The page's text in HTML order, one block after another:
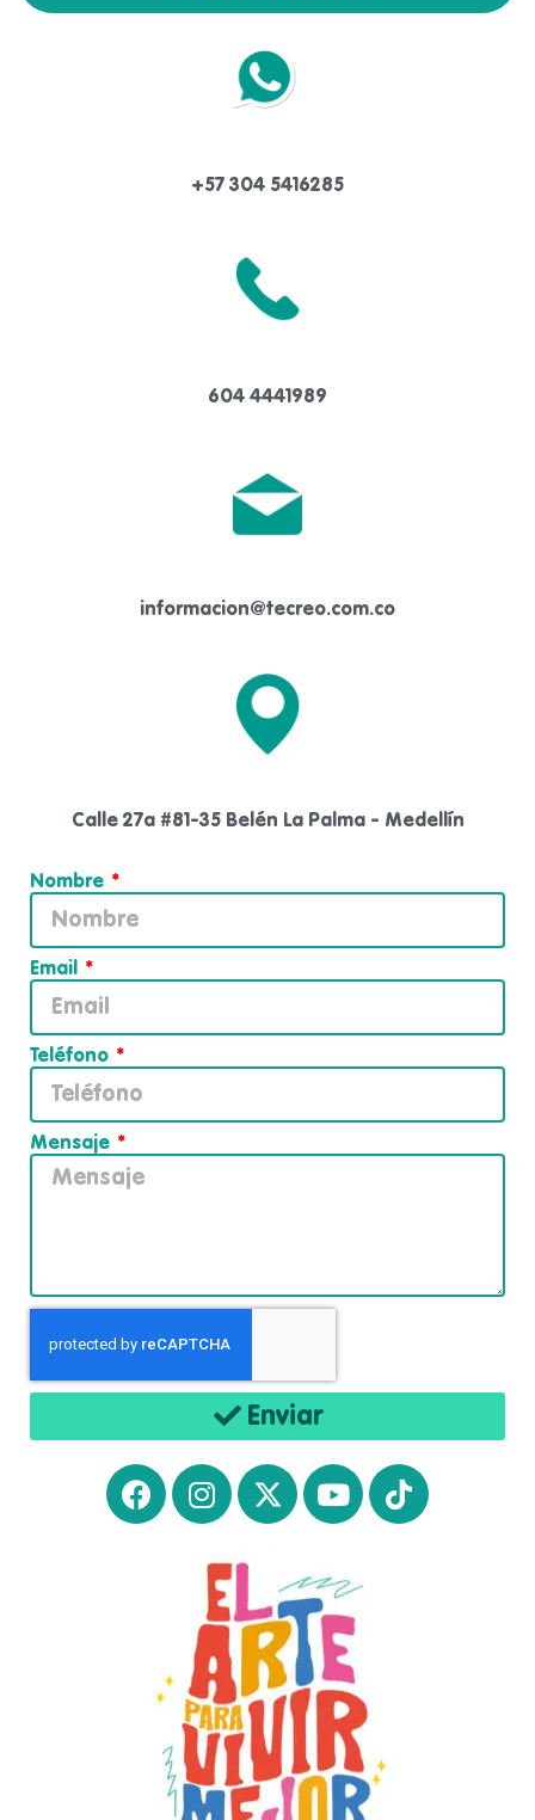
+57 304 5416285
604 4441989
informacion@tecreo.com.co
Calle 27a #81-35 Belén La Palma - Medellín
Nombre
Email
Teléfono
Mensaje
Enviar